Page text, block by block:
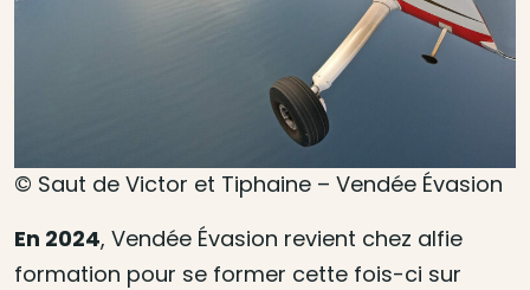
© Saut de Victor et Tiphaine – Vendée Évasion
En 2024, Vendée Évasion revient chez alfie
formation pour se former cette fois-ci sur